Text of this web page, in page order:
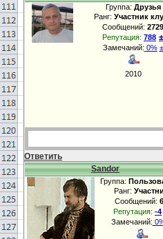
Группа: Друзья
Ранг: Участник
Сообщений: 2729
Репутация: 788 ±
Замечаний: 0% ±
2010
Ответить
Sandor
Группа:
Ранг:
Сообщений:
Репутация: -4
Замечаний: